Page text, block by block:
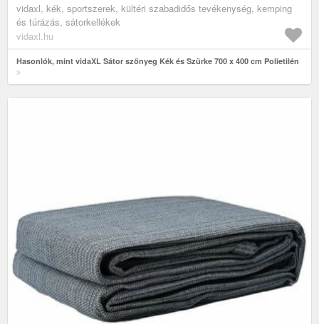
vidaxl, kék, sportszerek, kültéri szabadidős tevékenység, kemping
és túrázás, sátorkellékek
vidaxl.hu
Hasonlók, mint vidaXL Sátor szőnyeg Kék és Szürke 700 x 400 cm Polietilén